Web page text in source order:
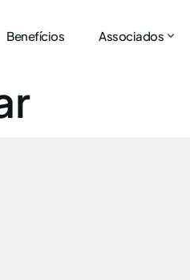
Benefícios Associados